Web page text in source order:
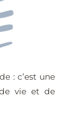
: c’est une
vie et de